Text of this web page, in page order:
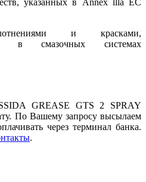
указанных в Annex llla EC
и красками,
в смазочных системах
GREASE GTS 2 SPRAY
По Вашему запросу высылаем
через терминал банка.
.